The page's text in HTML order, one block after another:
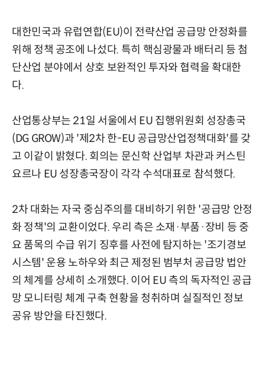
대한민국과 유럽연합(EU)이 전략산업 공급망 안정화를
위해 정책 공조에 나섰다. 특히 핵심광물과 배터리 등 첨
단산업 분야에서 상호 보완적인 투자와 협력을 확대한
다.
산업통상부는 21일 서울에서 EU 집행위원회 성장총국
(DG GROW)과 '제2차 한-EU 공급망산업정책대화'를 갖
고 이같이 밝혔다. 회의는 문신학 산업부 차관과 커스틴
요르나 EU 성장총국장이 각각 수석대표로 참석했다.
2차 대화는 자국 중심주의를 대비하기 위한 '공급망 안정
화 정책'의 교환이었다. 우리 측은 소재·부품·장비 등 중
요 품목의 수급 위기 징후를 사전에 탐지하는 '조기경보
시스템' 운용 노하우와 최근 제정된 범부처 공급망 법안
의 체계를 상세히 소개했다. 이어 EU 측의 독자적인 공급
망 모니터링 체계 구축 현황을 청취하며 실질적인 정보
공유 방안을 타진했다.